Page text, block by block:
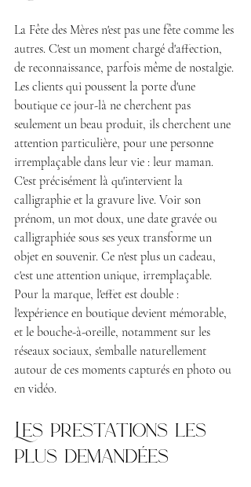
La Fête des Mères n'est pas une fête comme les
autres. C'est un moment chargé d'affection,
de reconnaissance, parfois même de nostalgie.
Les clients qui poussent la porte d'une
boutique ce jour-là ne cherchent pas
seulement un beau produit, ils cherchent une
attention particulière, pour une personne
irremplaçable dans leur vie : leur maman.
C'est précisément là qu'intervient la
calligraphie et la gravure live. Voir son
prénom, un mot doux, une date gravée ou
calligraphiée sous ses yeux transforme un
objet en souvenir. Ce n'est plus un cadeau,
c'est une attention unique, irremplaçable.
Pour la marque, l'effet est double :
l'expérience en boutique devient mémorable,
et le bouche-à-oreille, notamment sur les
réseaux sociaux, s'emballe naturellement
autour de ces moments capturés en photo ou
en vidéo.
Les prestations les
plus demandées